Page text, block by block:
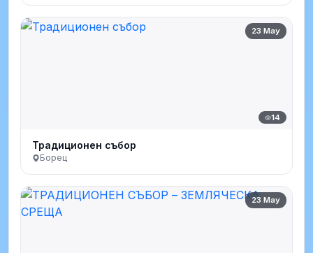
23 May
14
Традиционен събор
Борец
23 May